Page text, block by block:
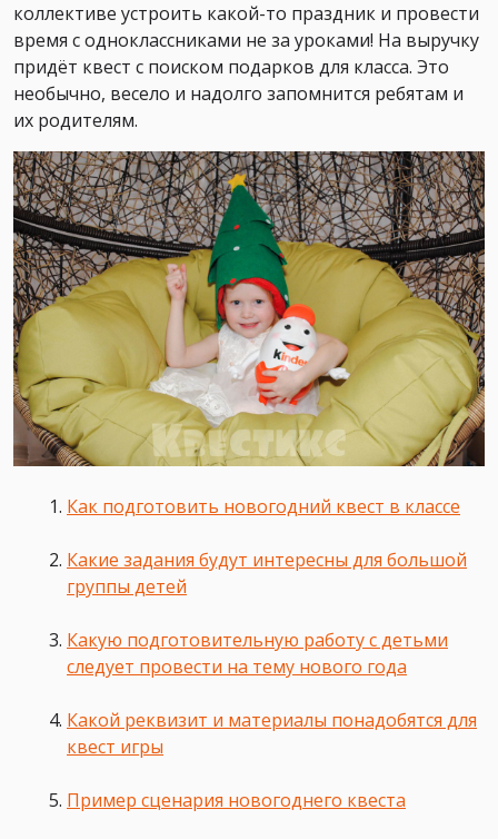
коллективе устроить какой-то праздник и провести
время с одноклассниками не за уроками! На выручку
придёт квест с поиском подарков для класса. Это
необычно, весело и надолго запомнится ребятам и
их родителям.
Как подготовить новогодний квест в классе
Какие задания будут интересны для большой
группы детей
Какую подготовительную работу с детьми
следует провести на тему нового года
Какой реквизит и материалы понадобятся для
квест игры
Пример сценария новогоднего квеста